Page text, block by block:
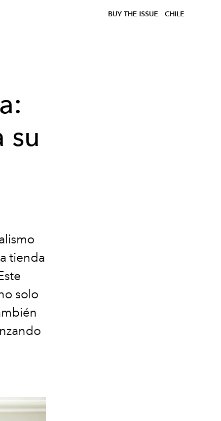
BUY THE ISSUE CHILE
su
tienda
solo